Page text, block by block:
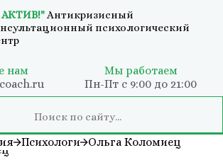
АКТИВ!"Антикризисный
психологический
нам
Мы работаем
Пн-Пт с 9:00 до 21:00
Психологи Ольга Коломиец